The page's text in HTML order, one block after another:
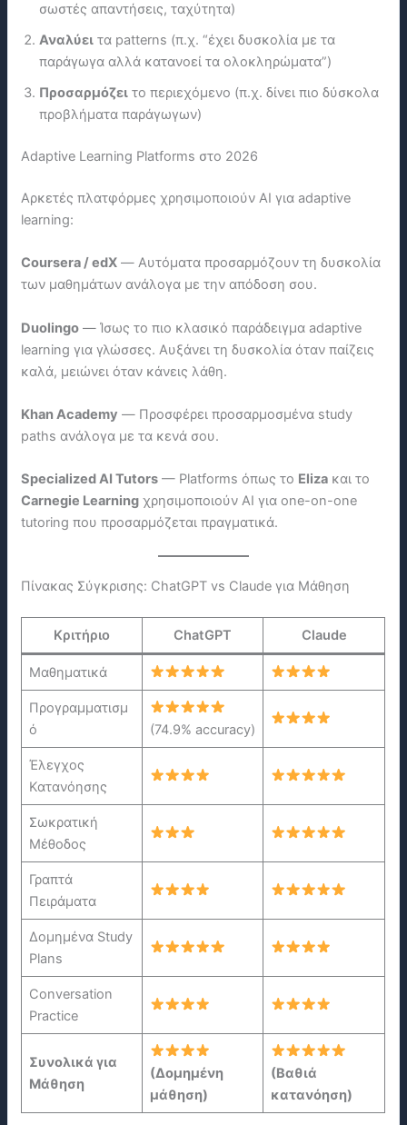
σωστές απαντήσεις, ταχύτητα)
Αναλύει τα patterns (π.χ. “έχει δυσκολία με τα
παράγωγα αλλά κατανοεί τα ολοκληρώματα”)
Προσαρμόζει το περιεχόμενο (π.χ. δίνει πιο δύσκολα
προβλήματα παράγωγων)
Adaptive Learning Platforms στο 2026
Αρκετές πλατφόρμες χρησιμοποιούν ΑΙ για adaptive
learning:
Coursera / edX — Αυτόματα προσαρμόζουν τη δυσκολία
των μαθημάτων ανάλογα με την απόδοση σου.
Duolingo — Ίσως το πιο κλασικό παράδειγμα adaptive
learning για γλώσσες. Αυξάνει τη δυσκολία όταν παίζεις
καλά, μειώνει όταν κάνεις λάθη.
Khan Academy — Προσφέρει προσαρμοσμένα study
paths ανάλογα με τα κενά σου.
Specialized AI Tutors — Platforms όπως το Eliza και το
Carnegie Learning χρησιμοποιούν AI για one-on-one
tutoring που προσαρμόζεται πραγματικά.
Πίνακας Σύγκρισης: ChatGPT vs Claude για Μάθηση
Κριτήριο ChatGPT Claude
Μαθηματικά
Προγραμματισμ
ό
(74.9% accuracy)
Έλεγχος
Κατανόησης
Σωκρατική
Μέθοδος
Γραπτά
Πειράματα
Δομημένα Study
Plans
Conversation
Practice
Συνολικά για
Μάθηση
(Δομημένη
μάθηση)
(Βαθιά
κατανόηση)